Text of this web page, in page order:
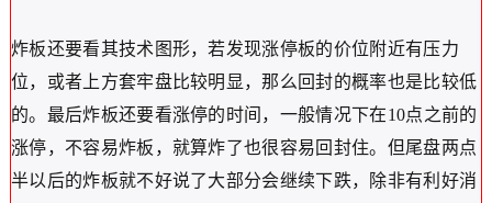
炸板还要看其技术图形，若发现涨停板的价位附近有压力
位，或者上方套牢盘比较明显，那么回封的概率也是比较低
的。最后炸板还要看涨停的时间，一般情况下在10点之前的
涨停，不容易炸板，就算炸了也很容易回封住。但尾盘两点
半以后的炸板就不好说了大部分会继续下跌，除非有利好消